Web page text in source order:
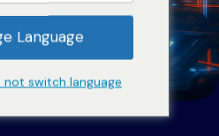
Language
not switch language